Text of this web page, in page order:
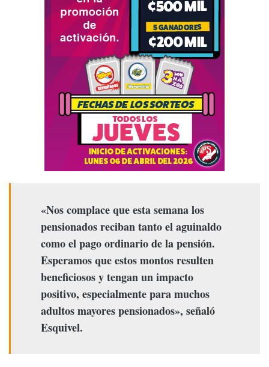
«Nos complace que esta semana los
pensionados reciban tanto el aguinaldo
como el pago ordinario de la pensión.
Esperamos que estos montos resulten
beneficiosos y tengan un impacto
positivo, especialmente para muchos
adultos mayores pensionados», señaló
Esquivel.